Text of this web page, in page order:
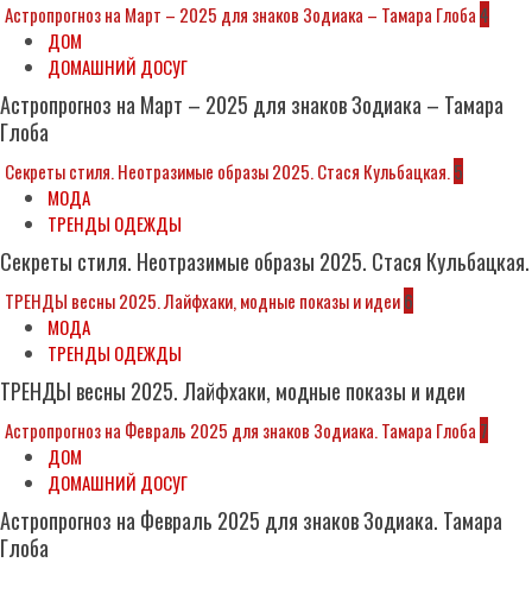
Астропрогноз на Март – 2025 для знаков Зодиака – Тамара Глоба4
ДОМ
ДОМАШНИЙ ДОСУГ
Астропрогноз на Март – 2025 для знаков Зодиака – Тамара
Глоба
Секреты стиля. Неотразимые образы 2025. Стася Кульбацкая.5
МОДА
ТРЕНДЫ ОДЕЖДЫ
Секреты стиля. Неотразимые образы 2025. Стася Кульбацкая.
ТРЕНДЫ весны 2025. Лайфхаки, модные показы и идеи6
МОДА
ТРЕНДЫ ОДЕЖДЫ
ТРЕНДЫ весны 2025. Лайфхаки, модные показы и идеи
Астропрогноз на Февраль 2025 для знаков Зодиака. Тамара Глоба 7
ДОМ
ДОМАШНИЙ ДОСУГ
Астропрогноз на Февраль 2025 для знаков Зодиака. Тамара
Глоба